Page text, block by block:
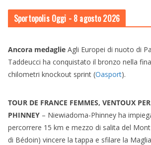
Sportopolis Oggi - 8 agosto 2026
Ancora medaglie Agli Europei di nuoto di
Taddeucci ha conquistato il bronzo nella
chilometri knockout sprint (Oasport).
TOUR DE FRANCE FEMMES, VENTOUX
PHINNEY – Niewiadoma-Phinney ha
percorrere 15 km e mezzo di salita del
di Bédoin) vincere la tappa e sfilare la